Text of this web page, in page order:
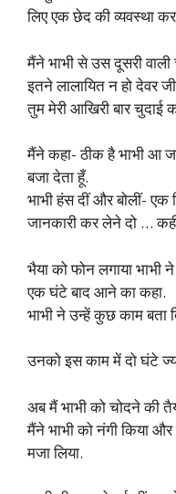
लिए एक छेद की व्यवस्था
मैंने भाभी से उस दूसरी वाली
इतने लालायित न हो देवर
तुम मेरी आखिरी बार चुदाई
मैंने कहा- ठीक है भाभी
बजा देता हूँ.
भाभी हंस दीं और बोलीं-
जानकारी कर लेने दो …
भैया को फोन लगाया
एक घंटे बाद आने का कहा.
भाभी ने उन्हें कुछ काम बता
उनको इस काम में दो घंटे
अब मैं भाभी को चोदने की
मैंने भाभी को नंगी किया
मजा लिया.